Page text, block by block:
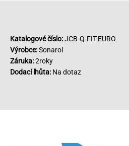
Katalogové číslo:JCB-Q-FIT-EURO
Výrobce:Sonarol
Záruka:2roky
Dodací lhůta: Na dotaz